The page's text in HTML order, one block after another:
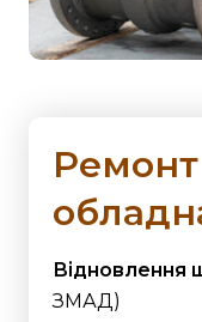
Відновлення
ЗМАД)